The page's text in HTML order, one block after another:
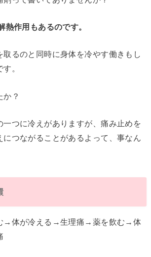
熱作用もあるのです。
るのと同時に身体を冷やす働きもし
。
？
つに冷えがありますが、痛み止めを
につながることがあるよって、事なん
→体が冷える→生理痛→薬を飲む→体